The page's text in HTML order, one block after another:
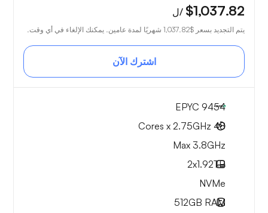
$1,037.82 /ل
يتم التجديد بسعر $1,037.82 شهريًا لمدة عامين. يمكنك الإلغاء في أي وقت.
اشترك الآن
EPYC 9454
48 Cores x 2.75GHz
Max 3.8GHz
2x1.92TB
NVMe
512GB RAM